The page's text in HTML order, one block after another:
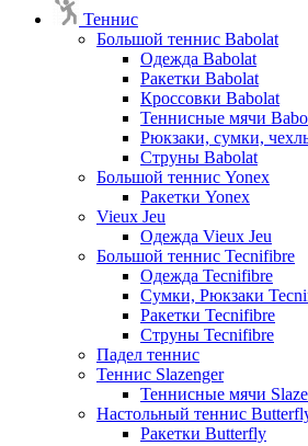
Теннис
Большой теннис Babolat
Одежда Babolat
Ракетки Babolat
Кроссовки Babolat
Теннисные мячи
Рюкзаки, сумки,
Струны Babolat
Большой теннис Yonex
Ракетки Yonex
Vieux Jeu
Одежда Vieux Jeu
Большой теннис Tecnifibre
Одежда Tecnifibre
Сумки, Рюкзаки
Ракетки Tecnifibre
Струны Tecnifibre
Падел теннис
Теннис Slazenger
Теннисные мячи
Настольный теннис
Ракетки Butterfly